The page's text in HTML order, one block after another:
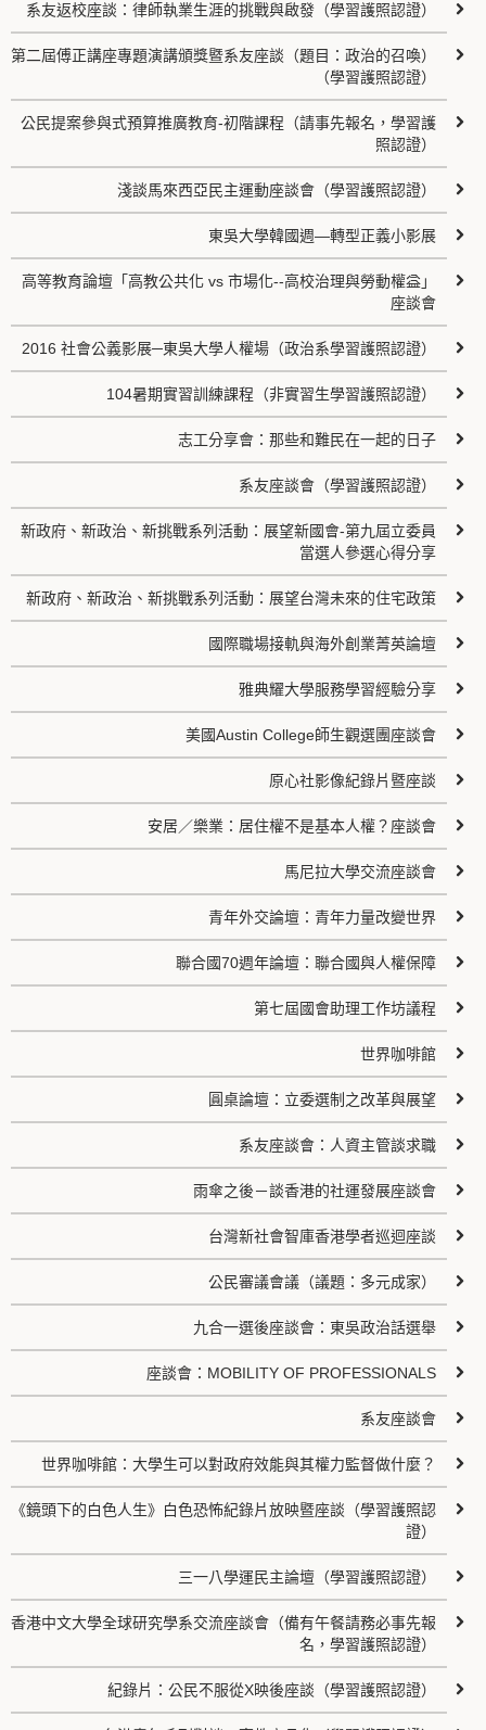
系友返校座談：律師執業生涯的挑戰與啟發（學習護照認證）
第二屆傅正講座專題演講頒獎暨系友座談（題目：政治的召喚）
（學習護照認證）
公民提案參與式預算推廣教育-初階課程（請事先報名，學習護
照認證）
淺談馬來西亞民主運動座談會（學習護照認證）
東吳大學韓國週—轉型正義小影展
高等教育論壇「高教公共化 vs 市場化--高校治理與勞動權益」
座談會
2016 社會公義影展─東吳大學人權場（政治系學習護照認證）
104暑期實習訓練課程（非實習生學習護照認證）
志工分享會：那些和難民在一起的日子
系友座談會（學習護照認證）
新政府、新政治、新挑戰系列活動：展望新國會-第九屆立委員
當選人參選心得分享
新政府、新政治、新挑戰系列活動：展望台灣未來的住宅政策
國際職場接軌與海外創業菁英論壇
雅典耀大學服務學習經驗分享
美國Austin College師生觀選團座談會
原心社影像紀錄片暨座談
安居／樂業：居住權不是基本人權？座談會
馬尼拉大學交流座談會
青年外交論壇：青年力量改變世界
聯合國70週年論壇：聯合國與人權保障
第七屆國會助理工作坊議程
世界咖啡館
圓桌論壇：立委選制之改革與展望
系友座談會：人資主管談求職
雨傘之後－談香港的社運發展座談會
台灣新社會智庫香港學者巡迴座談
公民審議會議（議題：多元成家）
九合一選後座談會：東吳政治話選舉
座談會：MOBILITY OF PROFESSIONALS
系友座談會
世界咖啡館：大學生可以對政府效能與其權力監督做什麼？
《鏡頭下的白色人生》白色恐怖紀錄片放映暨座談（學習護照認
證）
三一八學運民主論壇（學習護照認證）
香港中文大學全球研究學系交流座談會（備有午餐請務必事先報
名，學習護照認證）
紀錄片：公民不服從X映後座談（學習護照認證）